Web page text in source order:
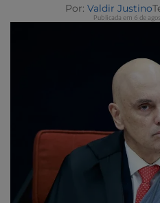
Por: Valdir Justino
Publicada em 6 de